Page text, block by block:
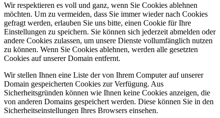
Wir respektieren es voll und ganz, wenn Sie Cookies ablehnen
möchten. Um zu vermeiden, dass Sie immer wieder nach Cookies
gefragt werden, erlauben Sie uns bitte, einen Cookie für Ihre
Einstellungen zu speichern. Sie können sich jederzeit abmelden oder
andere Cookies zulassen, um unsere Dienste vollumfänglich nutzen
zu können. Wenn Sie Cookies ablehnen, werden alle gesetzten
Cookies auf unserer Domain entfernt.
Wir stellen Ihnen eine Liste der von Ihrem Computer auf unserer
Domain gespeicherten Cookies zur Verfügung. Aus
Sicherheitsgründen können wie Ihnen keine Cookies anzeigen, die
von anderen Domains gespeichert werden. Diese können Sie in den
Sicherheitseinstellungen Ihres Browsers einsehen.